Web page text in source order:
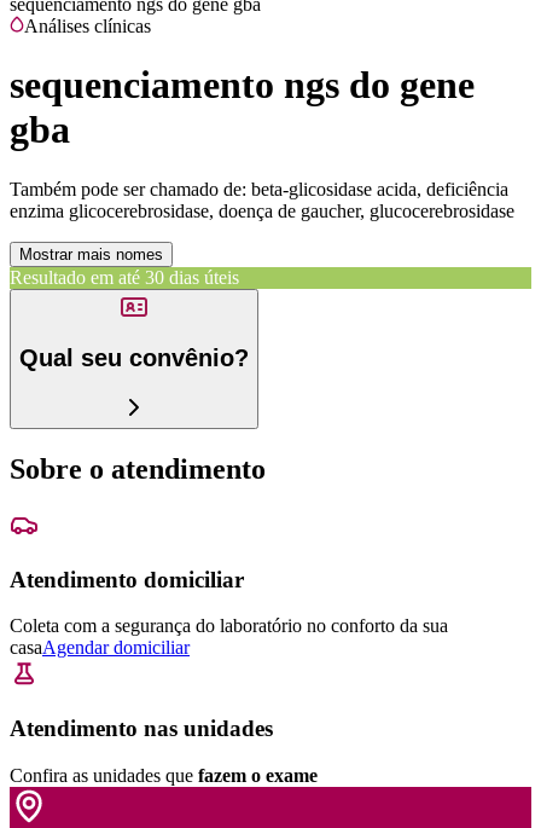
sequenciamento ngs do gene gba
Análises clínicas
sequenciamento ngs do gene
gba
Também pode ser chamado de: beta-glicosidase acida, deficiência
enzima glicocerebrosidase, doença de gaucher, glucocerebrosidase
Mostrar mais nomes
Resultado em até 30 dias úteis
Qual seu convênio?
Sobre o atendimento
Atendimento domiciliar
Coleta com a segurança do laboratório no conforto da sua
casaAgendar domiciliar
Atendimento nas unidades
Confira as unidades que fazem o exame